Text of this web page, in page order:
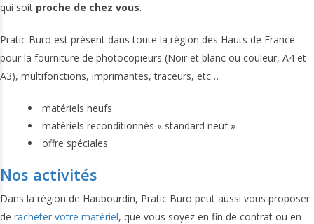
qui soit proche de chez vous.
Pratic Buro est présent dans toute la région des Hauts de France
pour la fourniture de photocopieurs (Noir et blanc ou couleur, A4 et
A3), multifonctions, imprimantes, traceurs, etc…
matériels neufs
matériels reconditionnés « standard neuf »
offre spéciales
Nos activités
Dans la région de Haubourdin, Pratic Buro peut aussi vous proposer
de racheter votre matériel, que vous soyez en fin de contrat ou en